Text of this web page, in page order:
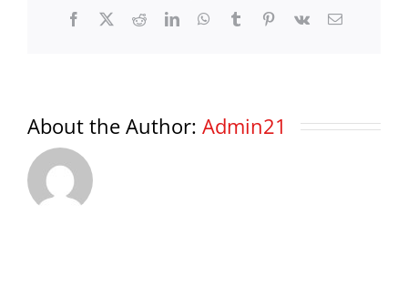
Facebook
X RedditLinkedInWhatsApp
TumblrPinterest
Vk Email
About the Author: Admin21